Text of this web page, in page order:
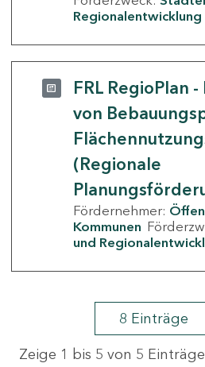
Regionalentwicklung
FRL RegioPlan
von
(Regionale
Fördernehmer:
Kommunen
und
8 Einträge
Zeige 1 bis 5 von 5